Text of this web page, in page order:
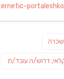
portaleshkol
דרוש/ה עובד/ת